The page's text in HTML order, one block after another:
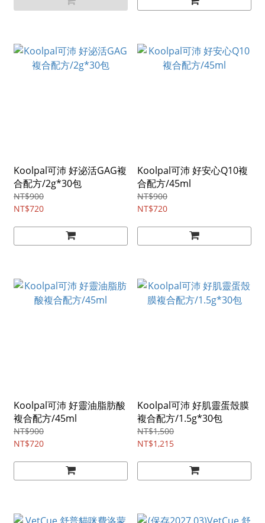
Koolpal可沛 好泌活GAG複
合配方/2g*30包
NT$900
NT$720
Koolpal可沛 好安心Q10複
合配方/45ml
NT$900
NT$720
Koolpal可沛 好靈油脂肪酸
複合配方/45ml
NT$900
NT$720
Koolpal可沛 好肌靈蛋殼膜
複合配方/1.5g*30包
NT$1,500
NT$1,215